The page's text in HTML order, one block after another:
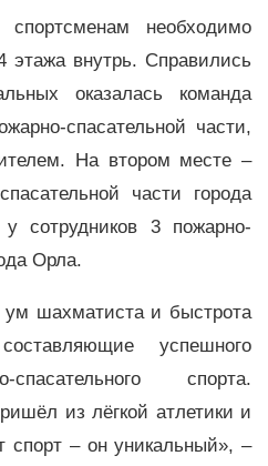
необходимо
этажа внутрь. Справились
оказалась команда
спасательной части,
На втором месте –
части города
сотрудников 3 пожарно-
Орла.
шахматиста и быстрота
успешного
спорта.
из лёгкой атлетики и
спорт – он уникальный», –